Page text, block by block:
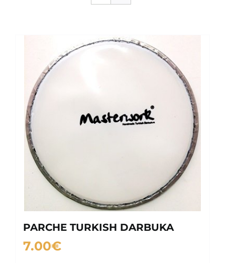
SERVICIOS TALLER
PARCHE TURKISH DARBUKA
7.00€